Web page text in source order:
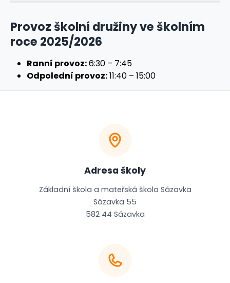
Provoz školní družiny ve školním
roce 2025/2026
Ranní provoz:6:30 – 7:45
Odpolední provoz:11:40 – 15:00
Adresa školy
Základní škola a mateřská škola Sázavka
Sázavka 55
582 44 Sázavka